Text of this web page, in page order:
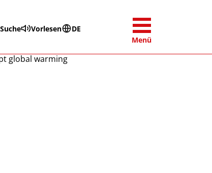
Suche Vorlesen
DE
Menü